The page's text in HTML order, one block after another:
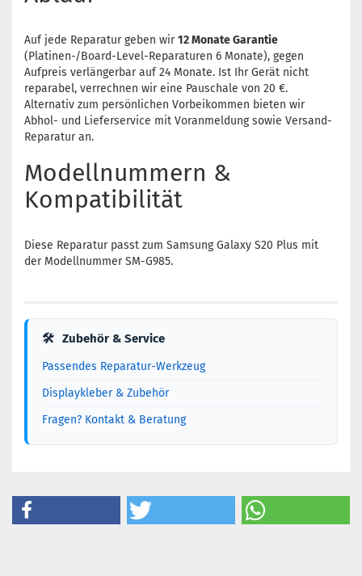
Auf jede Reparatur geben wir12 Monate Garantie
(Platinen-/Board-Level-Reparaturen 6 Monate), gegen
Aufpreis verlängerbar auf 24 Monate. Ist Ihr Gerät nicht
reparabel, verrechnen wir eine Pauschale von 20 €.
Alternativ zum persönlichen Vorbeikommen bieten wir
Abhol- und Lieferservice mit Voranmeldung sowie Versand-
Reparatur an.
Modellnummern &
Kompatibilität
Diese Reparatur passt zum Samsung Galaxy S20 Plus mit
der Modellnummer SM-G985.
🛠 Zubehör & Service
Passendes Reparatur-Werkzeug
Displaykleber & Zubehör
Fragen? Kontakt & Beratung